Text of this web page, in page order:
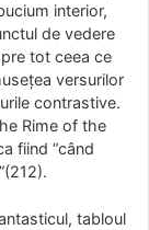
interior,
de vedere
tot ceea ce
versurilor
contrastive.
Rime of the
fiind “când
tabloul